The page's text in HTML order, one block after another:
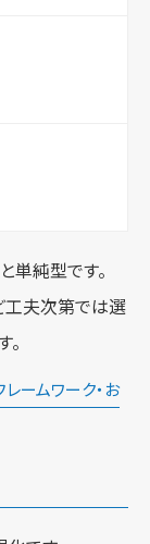
単純型です。
工夫次第では選
ームワーク・お